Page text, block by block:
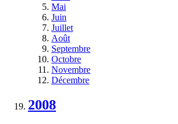
Mai
Juin
Juillet
Août
Septembre
Octobre
Novembre
Décembre
2008